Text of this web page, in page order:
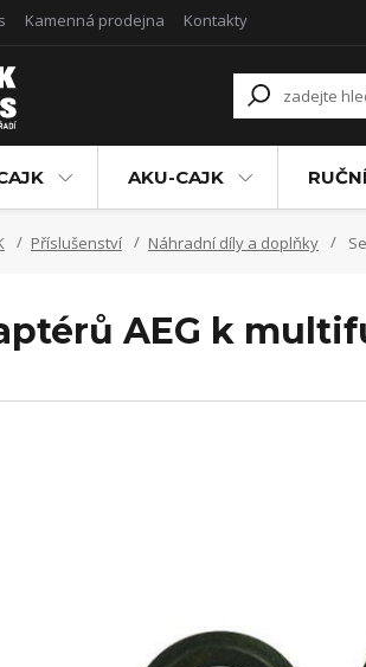
Kamenná prodejna Kontakty
AKU-CAJK
Příslušenství Náhradní díly a doplňky
AEG k